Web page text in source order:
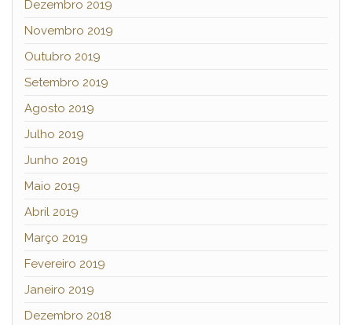
Dezembro 2019
Novembro 2019
Outubro 2019
Setembro 2019
Agosto 2019
Julho 2019
Junho 2019
Maio 2019
Abril 2019
Março 2019
Fevereiro 2019
Janeiro 2019
Dezembro 2018